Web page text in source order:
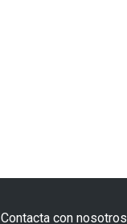
Contacta con nosotros